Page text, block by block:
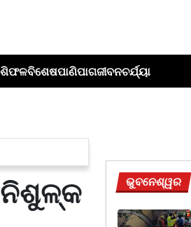
ବିଶେଷପାଣିପାଗଜୀବନଚର୍ଯ୍ୟା
ଭୁବନେଶ୍ୱର